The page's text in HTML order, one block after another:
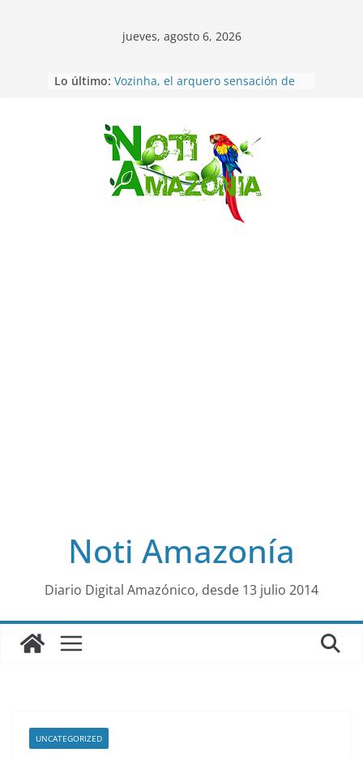
Saltar
al
jueves, agosto 6, 2026
Lo último: implicados en caso de Alison,
cabo Verde, ya llegó para
incorporarse a Colo Colo de Chile
Pastaza: la parroquia Diez de
Agosto eligió a su nueva reina por
su aniversario
La “deuda de sueño”: una alerta
Noti Amazonía
Diario Digital Amazónico, desde 13 julio 2014
UNCATEGORIZED